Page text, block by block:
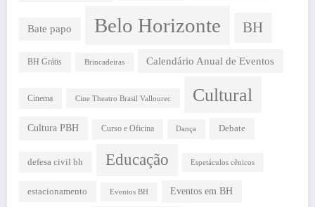
Bate papo Belo Horizonte BH
BH Grátis Brincadeiras Calendário Anual de Eventos
Cinema Cine Theatro Brasil Vallourec Cultural
Cultura PBH Curso e Oficina Dança Debate
defesa civil bh Educação Espetáculos cênicos
estacionamento Eventos BH Eventos em BH